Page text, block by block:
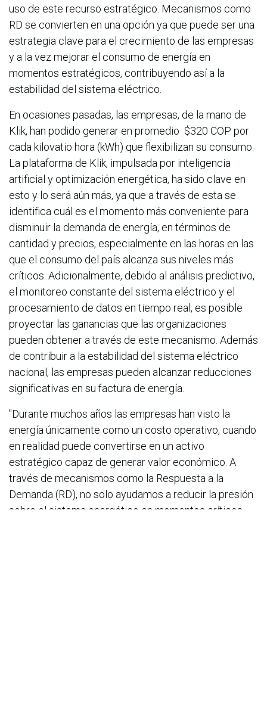
uso de este recurso estratégico. Mecanismos como
RD se convierten en una opción ya que puede ser una
estrategia clave para el crecimiento de las empresas
y a la vez mejorar el consumo de energía en
momentos estratégicos, contribuyendo así a la
estabilidad del sistema eléctrico.
En ocasiones pasadas, las empresas, de la mano de
Klik, han podido generar en promedio $320 COP por
cada kilovatio hora (kWh) que flexibilizan su consumo.
La plataforma de Klik, impulsada por inteligencia
artificial y optimización energética, ha sido clave en
esto y lo será aún más, ya que a través de esta se
identifica cuál es el momento más conveniente para
disminuir la demanda de energía, en términos de
cantidad y precios, especialmente en las horas en las
que el consumo del país alcanza sus niveles más
críticos. Adicionalmente, debido al análisis predictivo,
el monitoreo constante del sistema eléctrico y el
procesamiento de datos en tiempo real, es posible
proyectar las ganancias que las organizaciones
pueden obtener a través de este mecanismo. Además
de contribuir a la estabilidad del sistema eléctrico
nacional, las empresas pueden alcanzar reducciones
significativas en su factura de energía.
"Durante muchos años las empresas han visto la
energía únicamente como un costo operativo, cuando
en realidad puede convertirse en un activo
estratégico capaz de generar valor económico. A
través de mecanismos como la Respuesta a la
Demanda (RD), no solo ayudamos a reducir la presión
sobre el sistema energético en momentos críticos,